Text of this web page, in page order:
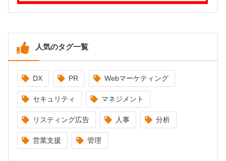
人気のタグ一覧
DX PR Webマーケティング
セキュリティ マネジメント
リスティング広告 人事 分析
営業支援 管理